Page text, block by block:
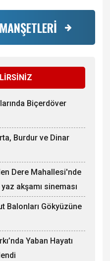
Biçerdöver
Burdur ve Dinar
Dere Mahallesi'nde
akşamı sineması
Balonları Gökyüzüne
Yaban Hayatı